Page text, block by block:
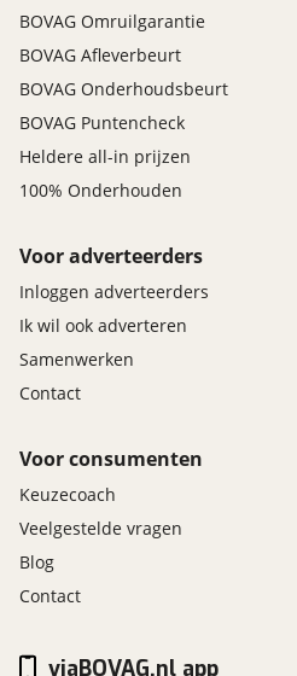
BOVAG Omruilgarantie
BOVAG Afleverbeurt
BOVAG Onderhoudsbeurt
BOVAG Puntencheck
Heldere all-in prijzen
100% Onderhouden
Voor adverteerders
Inloggen adverteerders
Ik wil ook adverteren
Samenwerken
Contact
Voor consumenten
Keuzecoach
Veelgestelde vragen
Blog
Contact
viaBOVAG.nl app